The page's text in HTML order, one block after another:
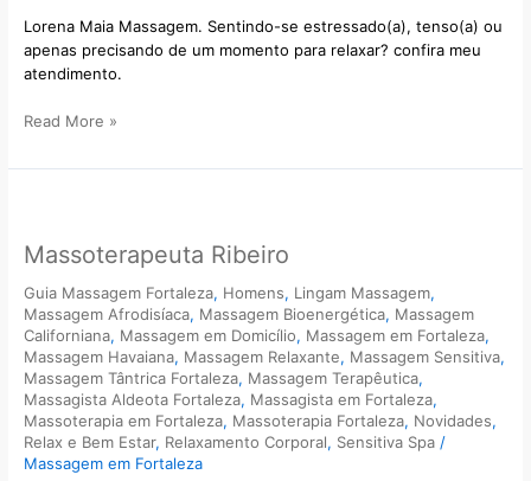
Lorena Maia Massagem. Sentindo-se estressado(a), tenso(a) ou
apenas precisando de um momento para relaxar? confira meu
atendimento.
Read More »
Massoterapeuta Ribeiro
Guia Massagem Fortaleza, Homens, Lingam Massagem,
Massagem Afrodisíaca, Massagem Bioenergética, Massagem
Californiana, Massagem em Domicílio, Massagem em Fortaleza,
Massagem Havaiana, Massagem Relaxante, Massagem Sensitiva,
Massagem Tântrica Fortaleza, Massagem Terapêutica,
Massagista Aldeota Fortaleza, Massagista em Fortaleza,
Massoterapia em Fortaleza, Massoterapia Fortaleza, Novidades,
Relax e Bem Estar, Relaxamento Corporal, Sensitiva Spa /
Massagem em Fortaleza